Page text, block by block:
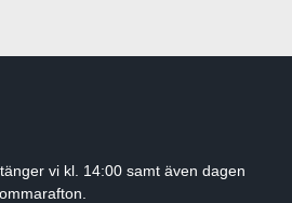
vi kl. 14:00 samt även dagen